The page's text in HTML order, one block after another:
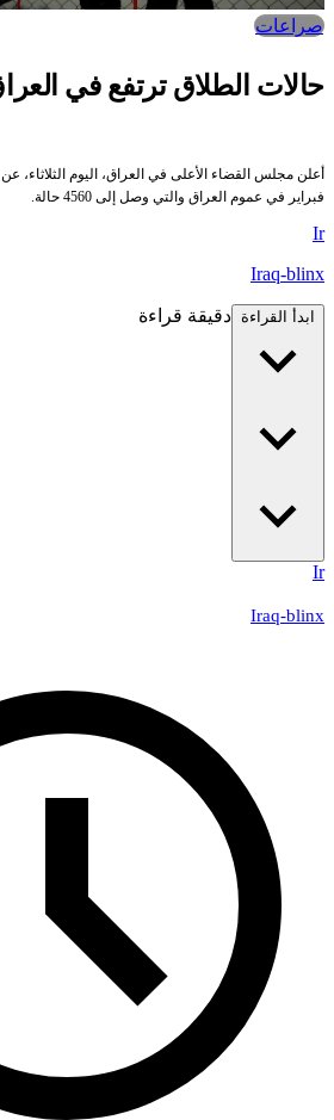
صراعات‎
حالات الطلاق ترتفع في
أعلن مجلس القضاء الأعلى في العراق، اليوم الثلاثاء،
فبراير في عموم العراق والتي وصل إلى 4560 حالة.
Ir
Iraq-blinx
ابدأ القراءة دقيقة قراءة
Ir
Iraq-blinx